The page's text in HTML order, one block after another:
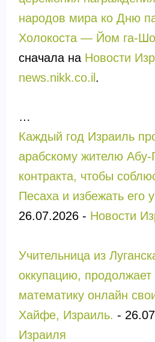
народов мира ко Дню
Холокоста — Йом га-
сначала на Новости
news.nikk.co.il .
…
Каждый год Израиль
арабскому жителю
контракта, чтобы
Песаха и избежать его
26.07.2026- Новости
Учительница из
оккупацию, продолжает
математику онлайн
Хайфе, Израиль. -
Израиля